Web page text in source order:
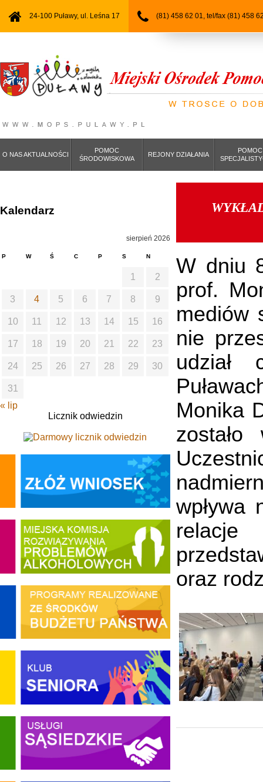
24-100 Puławy, ul. Leśna 17 (81) 458 62 01, tel/fax (81) 458
O NAS AKTUALNOŚCI
POMOC
ŚRODOWISKOWA
REJONY DZIAŁANIA
POMOC
W dniu
prof.
mediów
nie
udział
Monika
wpływa
relacje
oraz
Kalendarz
sierpień 2026
P W Ś C P S N
1 2
3 4 5 6 7 8 9
10 11 12 13 14 15 16
17 18 19 20 21 22 23
24 25 26 27 28 29 30
31
« lip
Licznik odwiedzin